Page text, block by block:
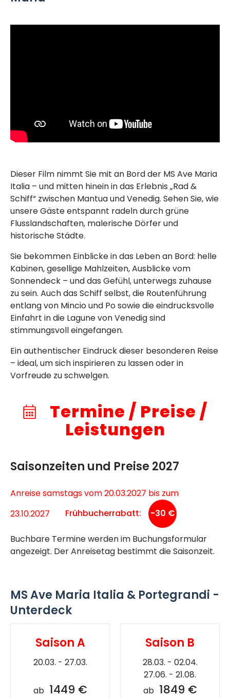
Dieser Film nimmt Sie mit an Bord der MS Ave Maria
Italia – und mitten hinein in das Erlebnis „Rad &
Schiff“ zwischen Mantua und Venedig. Sehen Sie, wie
unsere Gäste entspannt radeln durch grüne
Flusslandschaften, malerische Dörfer und
historische Städte.
Sie bekommen Einblicke in das Leben an Bord: helle
Kabinen, gesellige Mahlzeiten, Ausblicke vom
Sonnendeck – und das Gefühl, unterwegs zuhause
zu sein. Auch das Schiff selbst, die Routenführung
entlang von Mincio und Po sowie die eindrucksvolle
Einfahrt in die Lagune von Venedig sind
stimmungsvoll eingefangen.
Ein authentischer Eindruck dieser besonderen Reise
– ideal, um sich inspirieren zu lassen oder in
Vorfreude zu schwelgen.
Termine / Preise /
Leistungen
Saisonzeiten und Preise 2027
Anreise samstags vom 20.03.2027 bis zum
23.10.2027
Frühbucherrabatt: -30 €
Buchbare Termine werden im Buchungsformular
angezeigt. Der Anreisetag bestimmt die Saisonzeit.
MS Ave Maria Italia & Portegrandi -
Unterdeck
Saison A
20.03. - 27.03.
ab 1449 €
Saison B
28.03. - 02.04.
27.06. - 21.08.
ab 1849 €